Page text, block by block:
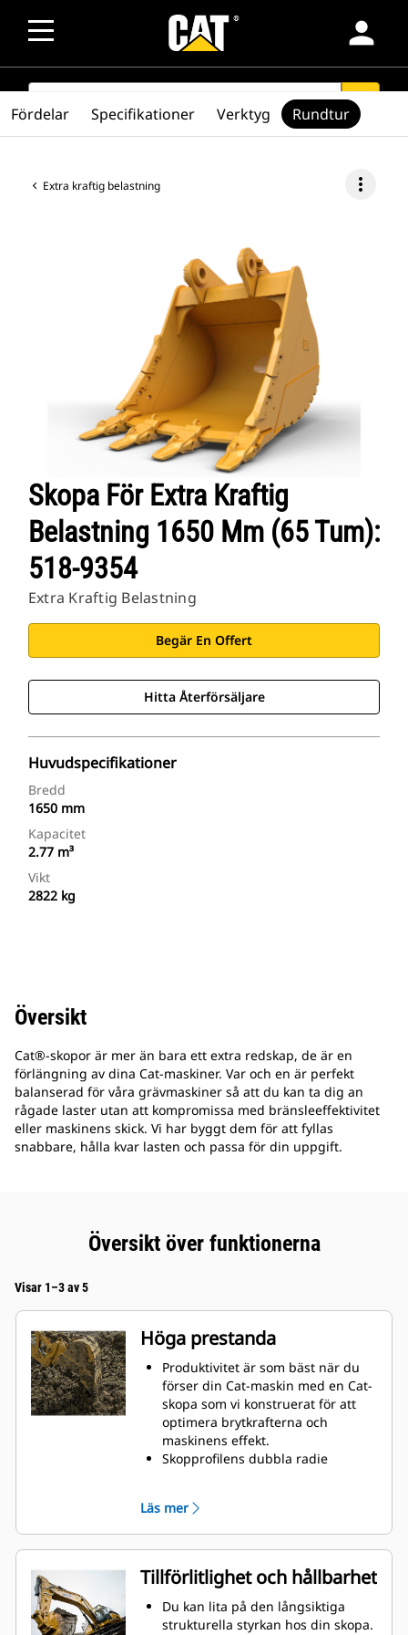
person
SEARCH search
Extra kraftig belastning more_vert
Skopa För Extra Kraftig
Belastning 1650 Mm (65 Tum):
518-9354
Extra Kraftig Belastning
Begär En Offert
Hitta Återförsäljare
Huvudspecifikationer
Bredd
1650 mm
Kapacitet
2.77 m³
Vikt
2822 kg
Fördelar Specifikationer Verktyg Rundtur
Översikt
Cat®-skopor är mer än bara ett extra redskap, de är en
förlängning av dina Cat-maskiner. Var och en är perfekt
balanserad för våra grävmaskiner så att du kan ta dig an
rågade laster utan att kompromissa med bränsleeffektivitet
eller maskinens skick. Vi har byggt dem för att fyllas
snabbare, hålla kvar lasten och passa för din uppgift.
Översikt över funktionerna
Visar 1–3 av 5
Höga prestanda
Produktivitet är som bäst när du
förser din Cat-maskin med en Cat-
skopa som vi konstruerat för att
optimera brytkrafterna och
maskinens effekt.
Skopprofilens dubbla radie
frigång säkerställer att skopbotten
inte släpar, vilket minskar
underhållskostnaderna.
Bränsleförbrukningstoppar under
grävning. Cat-skoporna är
utformade för att skära genom
material snabbt för att förbättra
Läs mer
Tillförlitlighet och hållbarhet
Du kan lita på den långsiktiga
strukturella styrkan hos din skopa.